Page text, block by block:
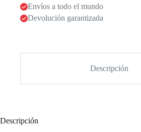
Envíos a todo el mundo
Devolución garantizada
Descripción
Descripción